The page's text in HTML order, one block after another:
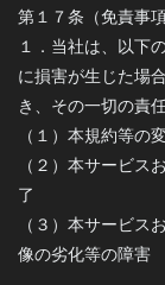
第１７条（免責事項
１．当社は、以下
に損害が生じた場
き、その一切の責
（１）本規約等の
（２）本サービス
了
（３）本サービス
像の劣化等の障害